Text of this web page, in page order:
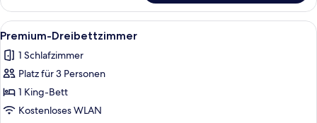
Suite
(Triple)
Alle
Fotos
für
Premium-
Dreibettzimmer
anzeigen
Ein Hotelzimmer mit einem großen
3
Premium-Dreibettzimmer
1 Schlafzimmer
Platz für 3 Personen
1 King-Bett
Kostenloses WLAN